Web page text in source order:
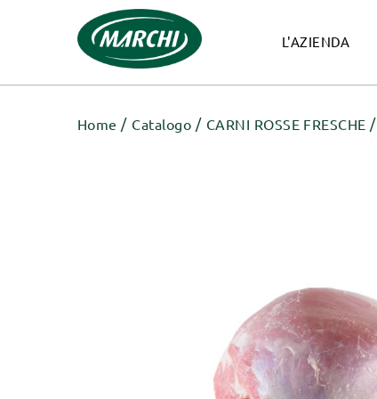
L'AZIENDA
Home Catalogo CARNI ROSSE FRESCHE